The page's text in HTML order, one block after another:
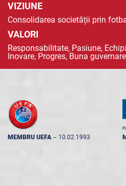
VIZIUNE
Consolidarea societății prin
VALORI
Responsabilitate, Pasiune,
Inovare, Progres, Buna
MEMBRU UEFA -- 10.02.1993